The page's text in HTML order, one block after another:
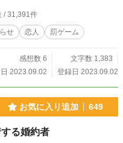
/ 31,391件
せ 恋人 罰ゲーム
感想数 6
文字数 1,383
2023.09.02
登録日 2023.09.02
お気に入り追加 649
る婚約者